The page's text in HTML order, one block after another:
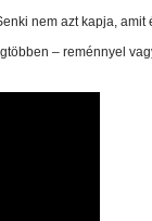
nem azt kapja,
– reménnyel